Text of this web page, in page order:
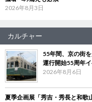
2026年8月3日
カルチャー
55年間、京の街
運行開始55周年
2026年8月6日
夏季企画展「秀吉・秀長と和